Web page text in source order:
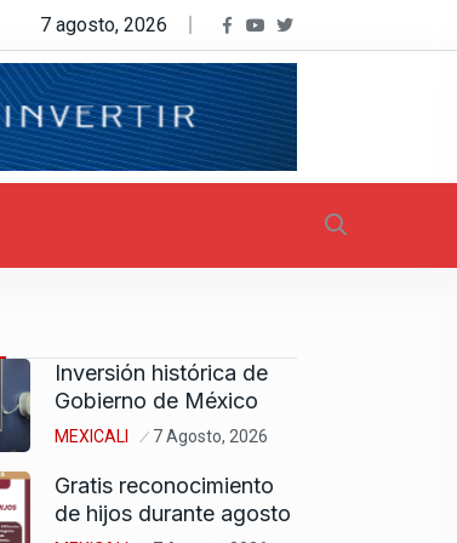
7 agosto, 2026
Inversión histórica de
Gobierno de México
MEXICALI 7 Agosto, 2026
Gratis reconocimiento
de hijos durante agosto